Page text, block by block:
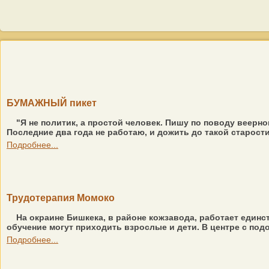
БУМАЖНЫЙ пикет
"Я не политик, а простой человек. Пишу по поводу
Последние два года не работаю, и дожить до такой
Подробнее...
Трудотерапия Момоко
На окраине Бишкека, в районе кожзавода, работает
обучение могут приходить взрослые и дети. В центре с
Подробнее...